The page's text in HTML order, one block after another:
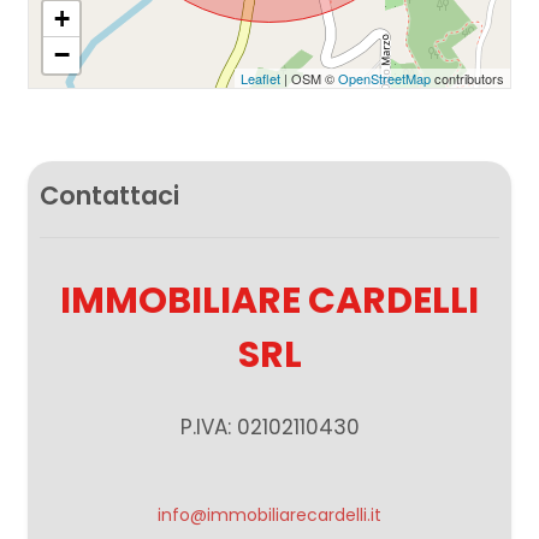
+
−
Leaflet| OSM ©OpenStreetMapcontributors
Contattaci
IMMOBILIARE CARDELLI
SRL
P.IVA: 02102110430
info@immobiliarecardelli.it
Giardino
Balcone/Terrazzo